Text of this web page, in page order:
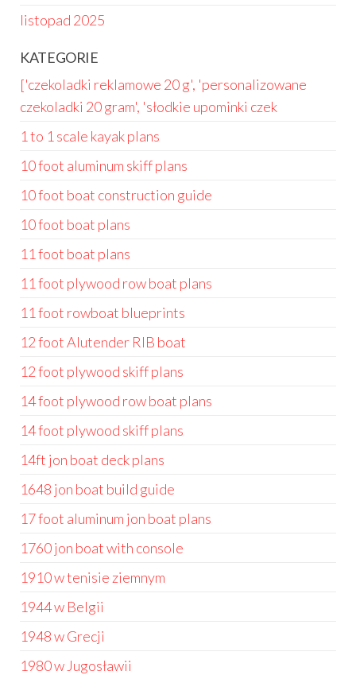
listopad 2025
KATEGORIE
['czekoladki reklamowe 20 g', 'personalizowane
czekoladki 20 gram', 'słodkie upominki czek
1 to 1 scale kayak plans
10 foot aluminum skiff plans
10 foot boat construction guide
10 foot boat plans
11 foot boat plans
11 foot plywood row boat plans
11 foot rowboat blueprints
12 foot Alutender RIB boat
12 foot plywood skiff plans
14 foot plywood row boat plans
14 foot plywood skiff plans
14ft jon boat deck plans
1648 jon boat build guide
17 foot aluminum jon boat plans
1760 jon boat with console
1910 w tenisie ziemnym
1944 w Belgii
1948 w Grecji
1980 w Jugosławii